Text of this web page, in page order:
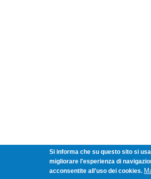
Si informa che su questo sito si
migliorare l'esperienza di
acconsentite all'uso dei cookies.